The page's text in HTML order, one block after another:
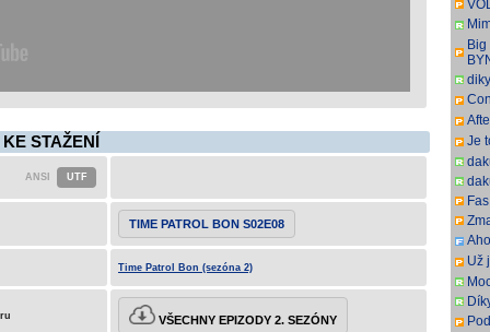
STAŽENÍ
TIME PATROL BON S02E08
Time Patrol Bon (sezóna 2)
VŠECHNY EPIZODY 2. SEZÓNY
r.
diky
Je
Už